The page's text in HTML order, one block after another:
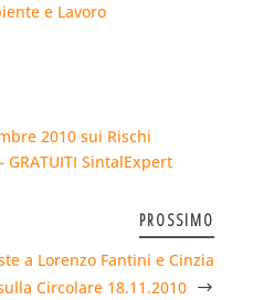
e Lavoro
2010 sui Rischi
GRATUITI SintalExpert
PROSSIMO
a Lorenzo Fantini e Cinzia
Circolare 18.11.2010